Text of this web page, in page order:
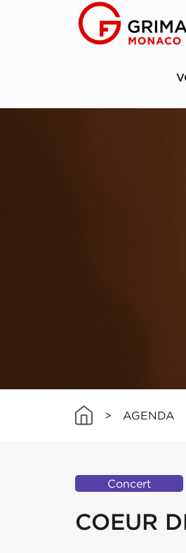
> AGENDA
Concert
COEUR